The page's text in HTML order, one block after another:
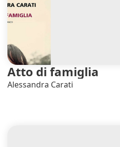
Atto di famiglia
Alessandra Carati